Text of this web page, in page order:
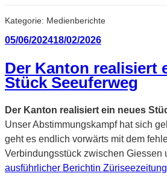
Kategorie: Medienberichte
Veröffentlicht
05/06/202418/02/2026
Der Kanton realisiert
Stück Seeuferweg
Der Kanton realisiert ein neues
Unser Abstimmungskampf hat sich
geht es endlich vorwärts mit dem
Verbindungsstück zwischen Giessen
ausführlicher Berichtin